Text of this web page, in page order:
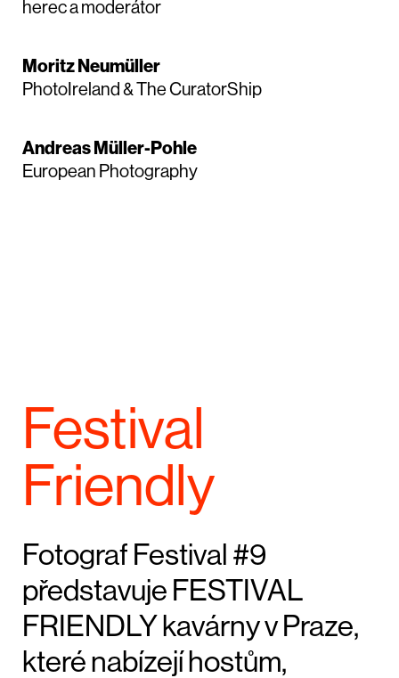
herec a moderátor
Moritz Neumüller
PhotoIreland & The CuratorShip
Andreas Müller-Pohle
European Photography
Festival
Friendly
Fotograf Festival #9
představuje FESTIVAL
FRIENDLY kavárny v Praze,
které nabízejí hostům,